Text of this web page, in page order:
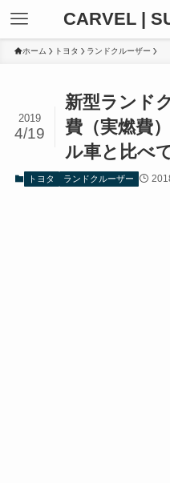
CARVEL |
ホーム トヨタ ランドクルーザー
新型ランド
費（実燃費
ル車と比べ
2019
4/19
トヨタ ランドクルーザー